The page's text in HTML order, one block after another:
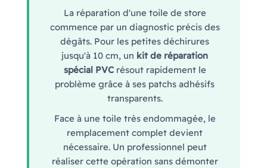
La réparation d'une toile de store
commence par un diagnostic précis des
dégâts. Pour les petites déchirures
jusqu'à 10 cm, un kit de réparation
spécial PVCrésout rapidement le
problème grâce à ses patchs adhésifs
transparents.
Face à une toile très endommagée, le
remplacement complet devient
nécessaire. Un professionnel peut
réaliser cette opération sans démonter